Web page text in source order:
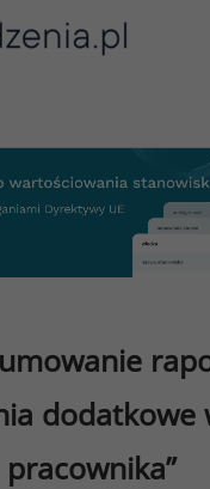
dodatkowe
pracownika”